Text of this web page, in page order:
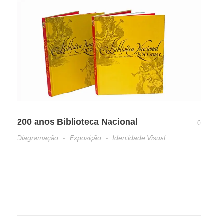
200 anos Biblioteca Nacional
0
Diagramação
Exposição Identidade Visual